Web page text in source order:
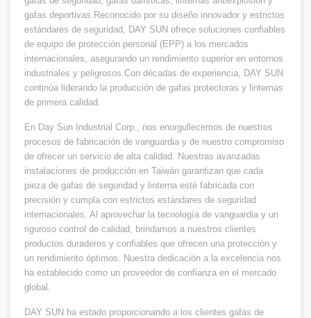
gafas deportivas.Reconocido por su diseño innovador y estrictos
estándares de seguridad, DAY SUN ofrece soluciones confiables
de equipo de protección personal (EPP) a los mercados
internacionales, asegurando un rendimiento superior en entornos
industriales y peligrosos.Con décadas de experiencia, DAY SUN
continúa liderando la producción de gafas protectoras y linternas
de primera calidad.
En Day Sun Industrial Corp., nos enorgullecemos de nuestros
procesos de fabricación de vanguardia y de nuestro compromiso
de ofrecer un servicio de alta calidad. Nuestras avanzadas
instalaciones de producción en Taiwán garantizan que cada
pieza de gafas de seguridad y linterna esté fabricada con
precisión y cumpla con estrictos estándares de seguridad
internacionales. Al aprovechar la tecnología de vanguardia y un
riguroso control de calidad, brindamos a nuestros clientes
productos duraderos y confiables que ofrecen una protección y
un rendimiento óptimos. Nuestra dedicación a la excelencia nos
ha establecido como un proveedor de confianza en el mercado
global.
DAY SUN ha estado proporcionando a los clientes gafas de